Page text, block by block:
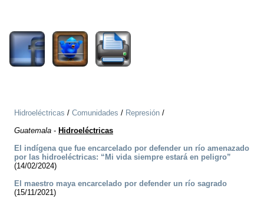
Hidroeléctricas / Comunidades / Represión /
Guatemala - Hidroeléctricas
El indígena que fue encarcelado por defender un río amenazado
por las hidroeléctricas: “Mi vida siempre estará en peligro”
(14/02/2024)
El maestro maya encarcelado por defender un río sagrado
(15/11/2021)